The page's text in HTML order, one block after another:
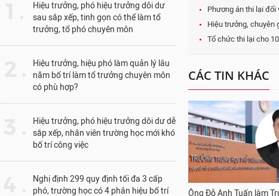
Hiệu trưởng, phó hiệu trưởng dôi dư
sau sắp xếp, tinh gọn có thể làm tổ
trưởng, tổ phó chuyên môn
Hiệu trưởng, hiệu phó làm quản lý lâu
năm bố trí làm tổ trưởng chuyên môn
có phù hợp?
Hiệu trưởng, phó hiệu trưởng dôi dư dễ
sắp xếp, nhân viên trường học mới khó
bố trí công việc
Nghị định 299 quy định tối đa 3 cấp
phó, trường học có 4 phân hiệu bố trí
Phương án thi lại đối
Hiệu trưởng, chuyên
Tổ chức thi lại cho
CÁC TIN KHÁC
Ông Đỗ Anh Tuấn làm